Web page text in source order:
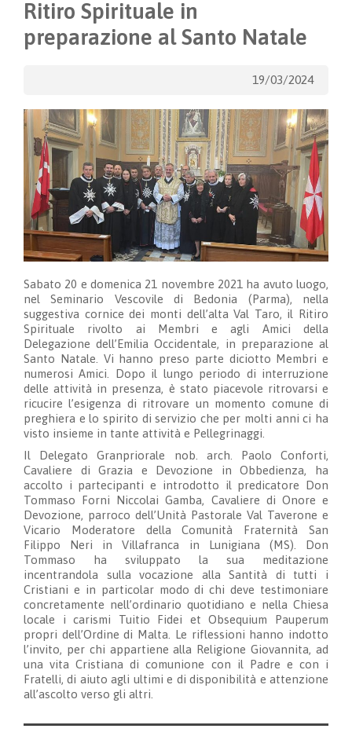
Ritiro Spirituale in
preparazione al Santo Natale
19/03/2024
Sabato 20 e domenica 21 novembre 2021 ha avuto luogo,
nel Seminario Vescovile di Bedonia (Parma), nella
suggestiva cornice dei monti dell’alta Val Taro, il Ritiro
Spirituale rivolto ai Membri e agli Amici della
Delegazione dell’Emilia Occidentale, in preparazione al
Santo Natale. Vi hanno preso parte diciotto Membri e
numerosi Amici. Dopo il lungo periodo di interruzione
delle attività in presenza, è stato piacevole ritrovarsi e
ricucire l’esigenza di ritrovare un momento comune di
preghiera e lo spirito di servizio che per molti anni ci ha
visto insieme in tante attività e Pellegrinaggi.
Il Delegato Granpriorale nob. arch. Paolo Conforti,
Cavaliere di Grazia e Devozione in Obbedienza, ha
accolto i partecipanti e introdotto il predicatore Don
Tommaso Forni Niccolai Gamba, Cavaliere di Onore e
Devozione, parroco dell’Unità Pastorale Val Taverone e
Vicario Moderatore della Comunità Fraternità San
Filippo Neri in Villafranca in Lunigiana (MS). Don
Tommaso ha sviluppato la sua meditazione
incentrandola sulla vocazione alla Santità di tutti i
Cristiani e in particolar modo di chi deve testimoniare
concretamente nell’ordinario quotidiano e nella Chiesa
locale i carismi Tuitio Fidei et Obsequium Pauperum
propri dell’Ordine di Malta. Le riflessioni hanno indotto
l’invito, per chi appartiene alla Religione Giovannita, ad
una vita Cristiana di comunione con il Padre e con i
Fratelli, di aiuto agli ultimi e di disponibilità e attenzione
all’ascolto verso gli altri.